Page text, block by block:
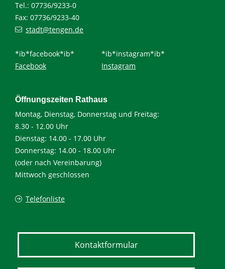
Tel.: 07736/9233-0
Fax: 07736/9233-40
stadt@tengen.de
*ib*facebook*ib*
Facebook
*ib*instagram*ib*
Instagram
Öffnungszeiten Rathaus
Montag, Dienstag, Donnerstag und Freitag:
8.30 - 12.00 Uhr
Dienstag: 14.00 - 17.00 Uhr
Donnerstag: 14.00 - 18.00 Uhr
(oder nach Vereinbarung)
Mittwoch geschlossen
Telefonliste
Kontaktformular